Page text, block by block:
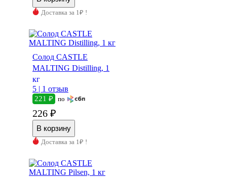
Доставка за 1₽ !
Солод CASTLE
MALTING Distilling, 1
кг
5 | 1 отзыв
221 ₽ по
226 ₽
Доставка за 1₽ !